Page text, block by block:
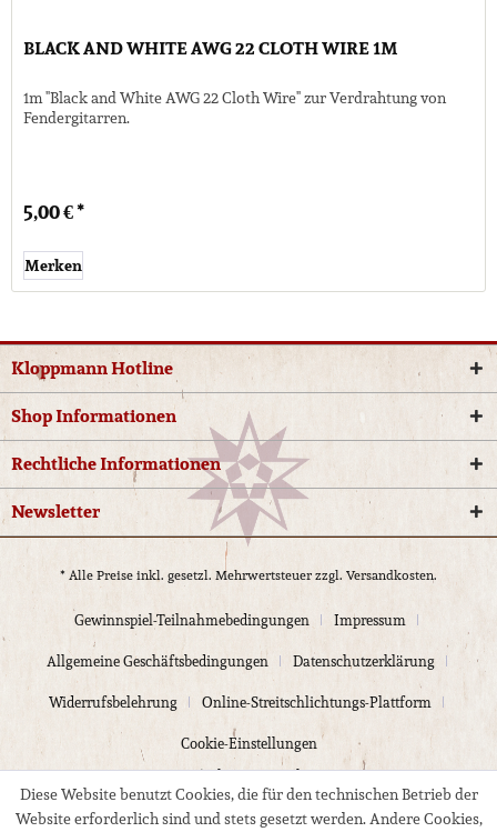
BLACK AND WHITE AWG 22 CLOTH WIRE 1M
1m "Black and White AWG 22 Cloth Wire" zur Verdrahtung von
Fendergitarren.
5,00 € *
Merken
Kloppmann Hotline
Shop Informationen
Rechtliche Informationen
Newsletter
* Alle Preise inkl. gesetzl. Mehrwertsteuer zzgl. Versandkosten.
Gewinnspiel-Teilnahmebedingungen
Impressum
Allgemeine Geschäftsbedingungen
Datenschutzerklärung
Widerrufsbelehrung
Online-Streitschlichtungs-Plattform
Cookie-Einstellungen
© 2024 Kloppmann Electrics
Diese Website benutzt Cookies, die für den technischen Betrieb der
Website erforderlich sind und stets gesetzt werden. Andere Cookies,